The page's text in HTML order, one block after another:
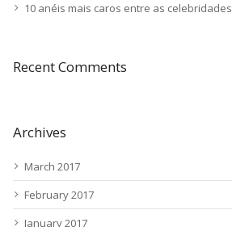
10 anéis mais caros entre as celebridades
Recent Comments
Archives
March 2017
February 2017
January 2017